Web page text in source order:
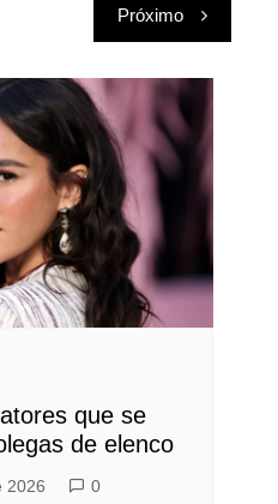
Próximo
que se
de elenco
2026 0